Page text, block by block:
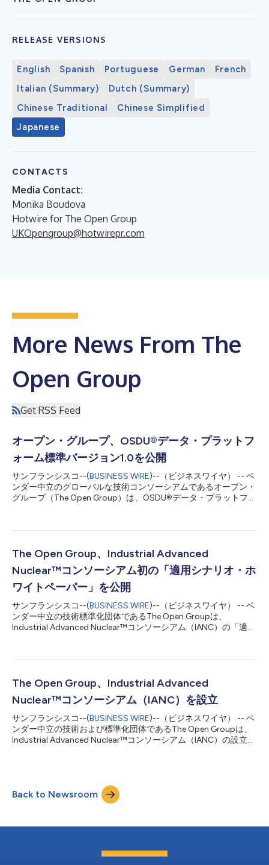
RELEASE VERSIONS
English Spanish Portuguese German
French
Italian (Summary)
Dutch (Summary)
Chinese Traditional
Chinese Simplified
Japanese
CONTACTS
Media Contact:
Monika Boudova
Hotwire for The Open Group
UKOpengroup@hotwirepr.com
More News From The
Open Group
Get RSS Feed
オープン・グループ、OSDU®データ・プラットフ
ォーム標準バージョン1.0を公開
サンフランシスコ--(BUSINESS WIRE)--（ビジネスワイヤ） -- ベ
ンダー中立のグローバルな技術コンソーシアムであるオープン・
グループ（The Open Group）は、OSDU®データ・プラットフォ
れたベースラインを確立し、エネルギー業界全体における相互運
トフォーム標準バージョン1.0は、データの分断を軽減し、デー
タ・サイロを解消することで、組織がエンタープライズ・データ
をより適切に管理し、アクセスし、活用できるよう支援すること
を目的としています。同標準は、データを安全かつ効率的に整理
し、アクセスするための共通フレームワークを提供し、コラボレ
ーションとイノベーションの向上および意思決定の改善を支援し
ます。 この標準の主な利点には、設計段階から組み込まれた相
互運用性、アプリケーションの開発・展開における安定性の向
The Open Group、Industrial Advanced
Nuclear™コンソーシアム初の「適用シナリオ・ホ
ワイトペーパー」を公開
サンフランシスコ--(BUSINESS WIRE)--（ビジネスワイヤ） -- ベ
ンダー中立の技術標準化団体であるThe Open Groupは、
Industrial Advanced Nuclear™コンソーシアム（IANC）の「適用
供給するため、先進原子力技術をどのように導入できるかを示し
組織であるIANCが中心となって策定され、エネルギー転換にお
ける原子力の役割に関する大きな前進を示すものです。小型モジ
ュール炉（SMR）とマイクロモジュール炉（MMR）を産業活動に
直接組み込める、実際の産業現場を想定したユースケースを示
し、脱炭素化が特に困難な以下の分野に焦点を当てています。
オフショア・エネルギー 石油精製・石油化学 鉱業 エネルギー集
約型製造業 主要な産業エンドユーザーが策定した本ホワイトペ
The Open Group、Industrial Advanced
Nuclear™コンソーシアム（IANC）を設立
サンフランシスコ--(BUSINESS WIRE)--（ビジネスワイヤ） -- ベ
ンダー中立の技術および標準化団体であるThe Open Groupは、
Industrial Advanced Nuclear™コンソーシアム（IANC）の設立を
化、リスクに応じた設計手法の採用を通じて、競争を促進し、コ
ストを引き下げ、規制リスクを低減し、スケジュールの不確実性
を抑えるためのオープン標準のフレームワークとビジネスガイド
高く安全でカーボンフリーな熱・電力により、エネルギー源の多
（CEO）であるスティーブ・ナンは次のように述べています。
「熱・電力用途で原子力をより有効に活用することは喫緊の課題
Back to Newsroom